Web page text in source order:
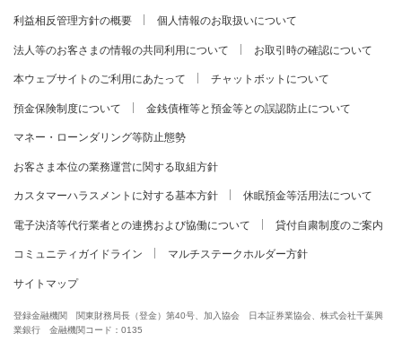
利益相反管理方針の概要 個人情報のお取扱いについて
法人等のお客さまの情報の共同利用について お取引時の確認について
本ウェブサイトのご利用にあたって チャットボットについて
預金保険制度について 金銭債権等と預金等との誤認防止について
マネー・ローンダリング等防止態勢
お客さま本位の業務運営に関する取組方針
カスタマーハラスメントに対する基本方針 休眠預金等活用法について
電子決済等代行業者との連携および協働について 貸付自粛制度のご案内
コミュニティガイドライン マルチステークホルダー方針
サイトマップ
登録金融機関 関東財務局長（登金）第40号、加入協会 日本証券業協会、株式会社千葉興
業銀行 金融機関コード：0135